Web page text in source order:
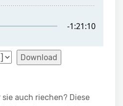
Download
auch riechen? Diese